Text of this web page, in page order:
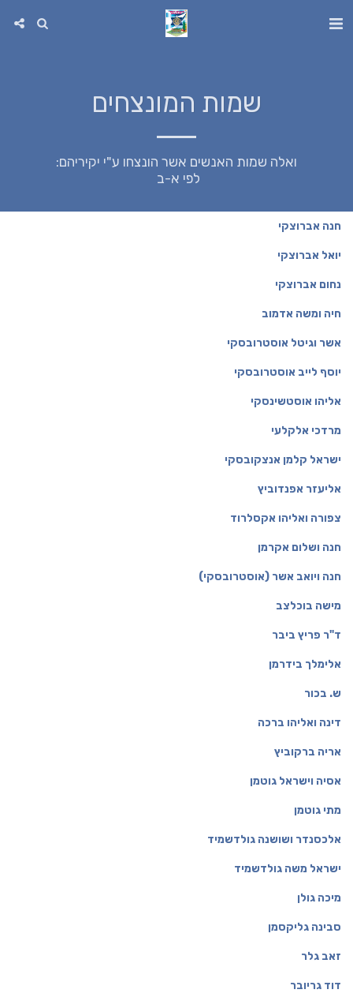
שמות המונצחים
לפי א-ב
חנה אברוצקי
יואל אברוצקי
נחום אברוצקי
חיה ומשה אדמוב
אשר וגיטל אוסטרובסקי
יוסף לייב אוסטרובסקי
אליהו אוסטשינסקי
מרדכי אלקלעי
ישראל קלמן אנצקובסקי
אליעזר אפנדוביץ
צפורה ואליהו אקסלרוד
חנה ושלום אקרמן
חנה ויואב אשר (אוסטרובסקי)
מישה בוכלצב
ד"ר פריץ ביבר
אלימלך בידרמן
ש. בכור
דינה ואליהו ברכה
אריה ברקוביץ
אסיה וישראל גוטמן
מתי גוטמן
אלכסנדר ושושנה גולדשמיד
ישראל משה גולדשמיד
מיכה גולן
סבינה גליקסמן
זאב גלר
דוד גריובר